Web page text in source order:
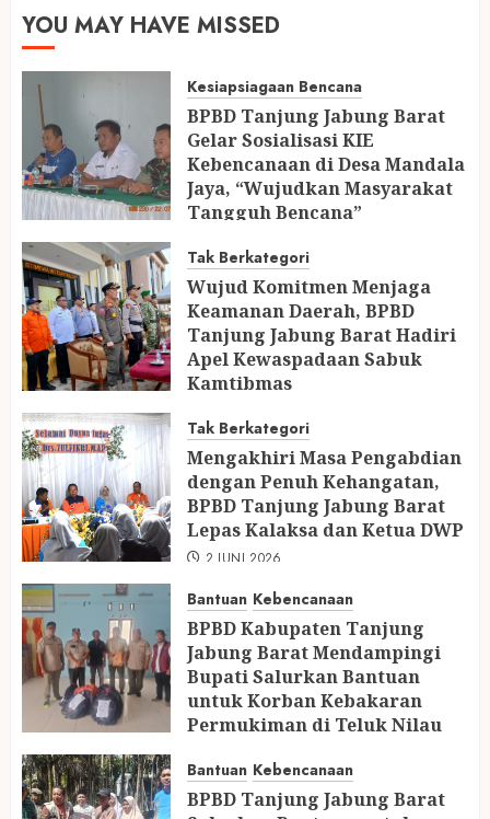
YOU MAY HAVE MISSED
Kesiapsiagaan Bencana
BPBD Tanjung Jabung Barat
Gelar Sosialisasi KIE
Kebencanaan di Desa Mandala
Jaya, “Wujudkan Masyarakat
Tangguh Bencana”
Tak Berkategori
Wujud Komitmen Menjaga
Keamanan Daerah, BPBD
Tanjung Jabung Barat Hadiri
Apel Kewaspadaan Sabuk
Kamtibmas
Tak Berkategori
Mengakhiri Masa Pengabdian
dengan Penuh Kehangatan,
BPBD Tanjung Jabung Barat
Lepas Kalaksa dan Ketua DWP
2 JUNI 2026
Bantuan Kebencanaan
BPBD Kabupaten Tanjung
Jabung Barat Mendampingi
Bupati Salurkan Bantuan
untuk Korban Kebakaran
Permukiman di Teluk Nilau
Bantuan Kebencanaan
BPBD Tanjung Jabung Barat